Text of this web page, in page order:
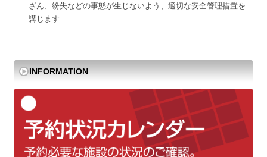
ざん、紛失などの事態が生じないよう、適切な安全管理措置を
講じます
INFORMATION